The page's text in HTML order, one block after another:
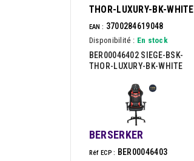
THOR-LUXURY-BK-WHITE
EAN : 3700284619048
Disponibilité : En stock
BER00046402 SIEGE-BSK-
THOR-LUXURY-BK-WHITE
BERSERKER
Réf ECP : BER00046403